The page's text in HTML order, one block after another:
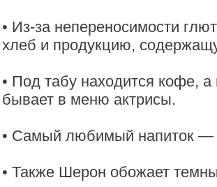
• Из-за непереносимости
хлеб и продукцию,
• Под табу находится кофе, а
бывает в меню актрисы.
• Самый любимый напиток —
• Также Шерон обожает